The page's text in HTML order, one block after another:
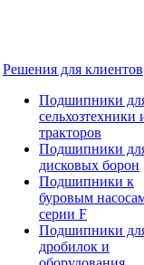
Решения для клиентов
Подшипники
сельхозтехники
тракторов
Подшипники
дисковых борон
Подшипники к
буровым
серии F
Подшипники
дробилок и